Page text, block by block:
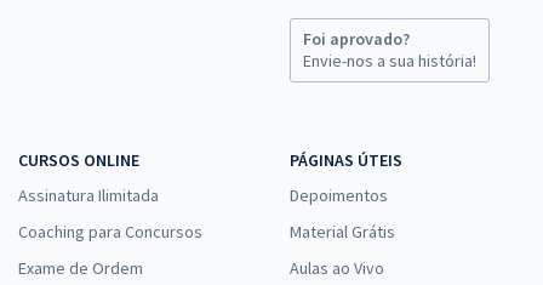
Foi aprovado?
Envie-nos a sua história!
CURSOS ONLINE
Assinatura Ilimitada
Coaching para Concursos
Exame de Ordem
PÁGINAS ÚTEIS
Depoimentos
Material Grátis
Aulas ao Vivo